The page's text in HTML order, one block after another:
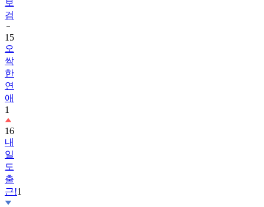
보
검
15
오
싹
한
연
애
1
16
내
일
도
출
근!1